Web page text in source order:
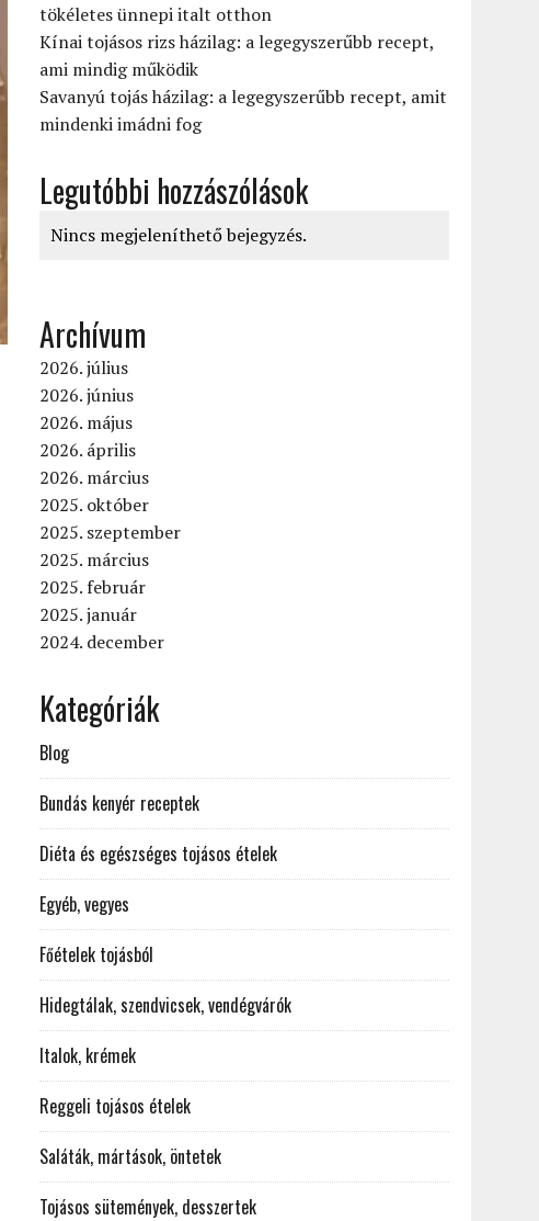
tökéletes ünnepi italt otthon
Kínai tojásos rizs házilag: a legegyszerűbb recept,
ami mindig működik
Savanyú tojás házilag: a legegyszerűbb recept, amit
mindenki imádni fog
Legutóbbi hozzászólások
Nincs megjeleníthető bejegyzés.
Archívum
2026. július
2026. június
2026. május
2026. április
2026. március
2025. október
2025. szeptember
2025. március
2025. február
2025. január
2024. december
Kategóriák
Blog
Bundás kenyér receptek
Diéta és egészséges tojásos ételek
Egyéb, vegyes
Főételek tojásból
Hidegtálak, szendvicsek, vendégvárók
Italok, krémek
Reggeli tojásos ételek
Saláták, mártások, öntetek
Tojásos sütemények, desszertek